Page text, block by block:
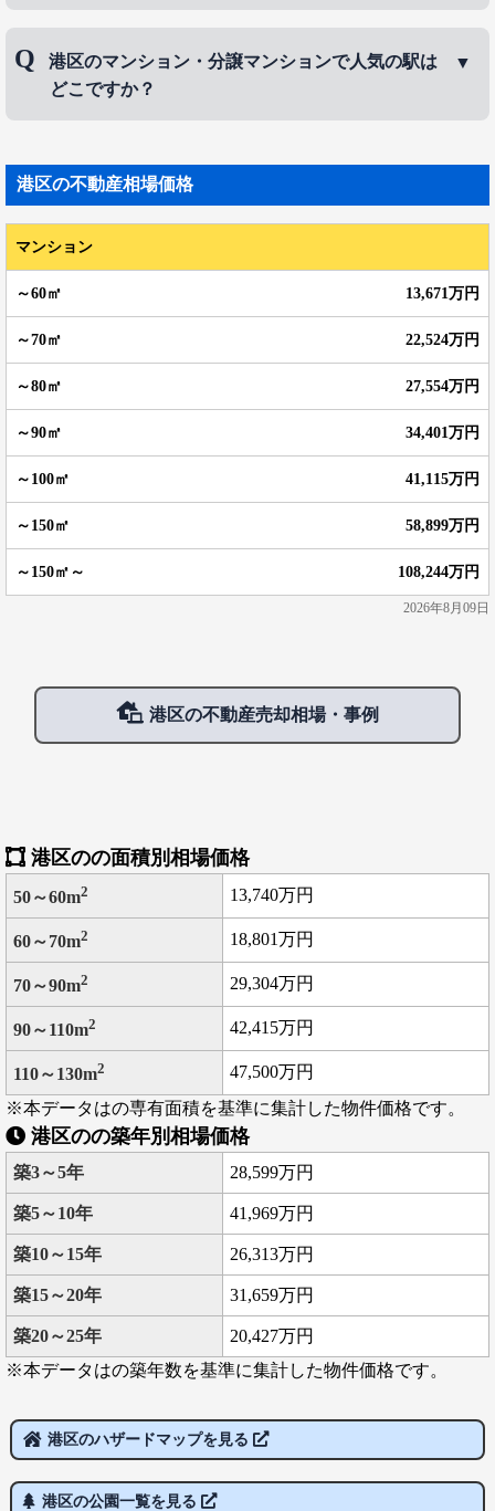
は、白金台、白金 、高輪などです。
港区のマンション・分譲マンションで人気の駅は
どこですか？
青山一丁目駅、表参道駅
港区の不動産相場価格
マンション
13,671万円
22,524万円
27,554万円
34,401万円
41,115万円
58,899万円
108,244万円
2026年8月09日
港区の不動産売却相場・事例
港区のの面積別相場価格
50～60m2 13,740万円
60～70m2 18,801万円
70～90m2 29,304万円
90～110m2 42,415万円
110～130m2
47,500万円
※本データはの専有面積を基準に集計した物件価格です。
港区のの築年別相場価格
築3～5年 28,599万円
築5～10年 41,969万円
築10～15年 26,313万円
築15～20年 31,659万円
築20～25年
20,427万円
※本データはの築年数を基準に集計した物件価格です。
港区のハザードマップを見る
港区の公園一覧を見る